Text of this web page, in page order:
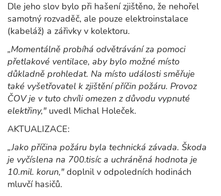
Dle jeho slov bylo při hašení zjištěno, že nehořel
samotný rozvaděč, ale pouze elektroinstalace
(kabeláž) a zářivky v kolektoru.
„Momentálně probíhá odvětrávání za pomoci
přetlakové ventilace, aby bylo možné místo
důkladně prohledat. Na místo události směřuje
také vyšetřovatel k zjištění příčin požáru. Provoz
ČOV je v tuto chvíli omezen z důvodu vypnuté
elektřiny," uvedl Michal Holeček.
AKTUALIZACE:
„Jako příčina požáru byla technická závada. Škoda
je vyčíslena na 700.tisíc a uchráněná hodnota je
10.mil. korun," doplnil v odpoledních hodinách
mluvčí hasičů.